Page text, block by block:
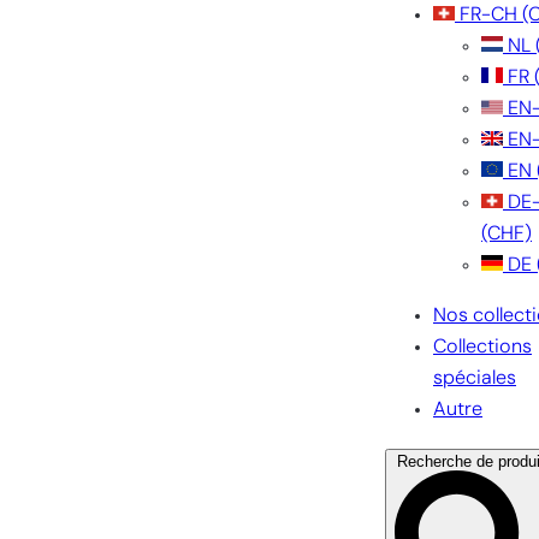
FR-CH
NL
FR
EN
(CHF)
DE
Nos
Collections
spéciales
Autre
Recherche de